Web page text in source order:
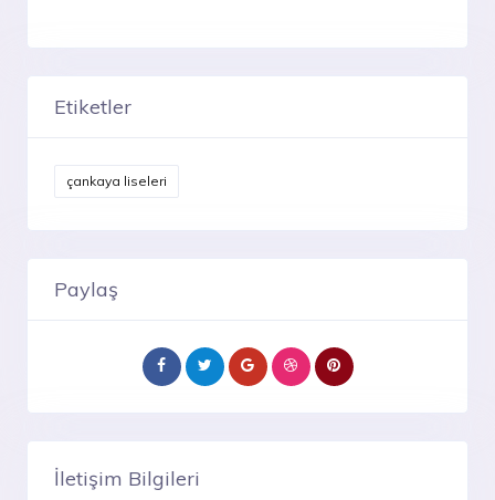
Etiketler
çankaya liseleri
Paylaş
İletişim Bilgileri